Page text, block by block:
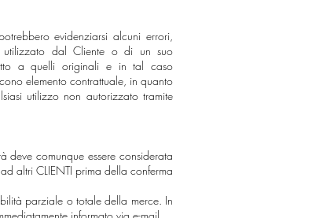
evidenziarsi alcuni errori,
utilizzato dal Cliente o di un suo
a quelli originali e in tal caso
elemento contrattuale, in quanto
utilizzo non autorizzato tramite
deve comunque essere considerata
altri CLIENTI prima della conferma
parziale o totale della merce. In